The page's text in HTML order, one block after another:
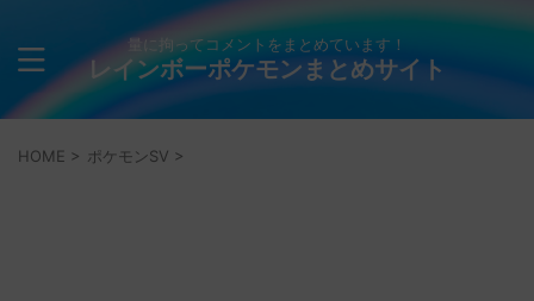
量に拘ってコメントをまとめています！
レインボーポケモンまとめサイト
HOME > ポケモンSV >